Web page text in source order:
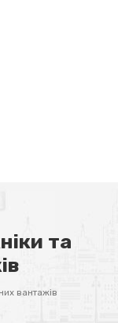
та
вантажів